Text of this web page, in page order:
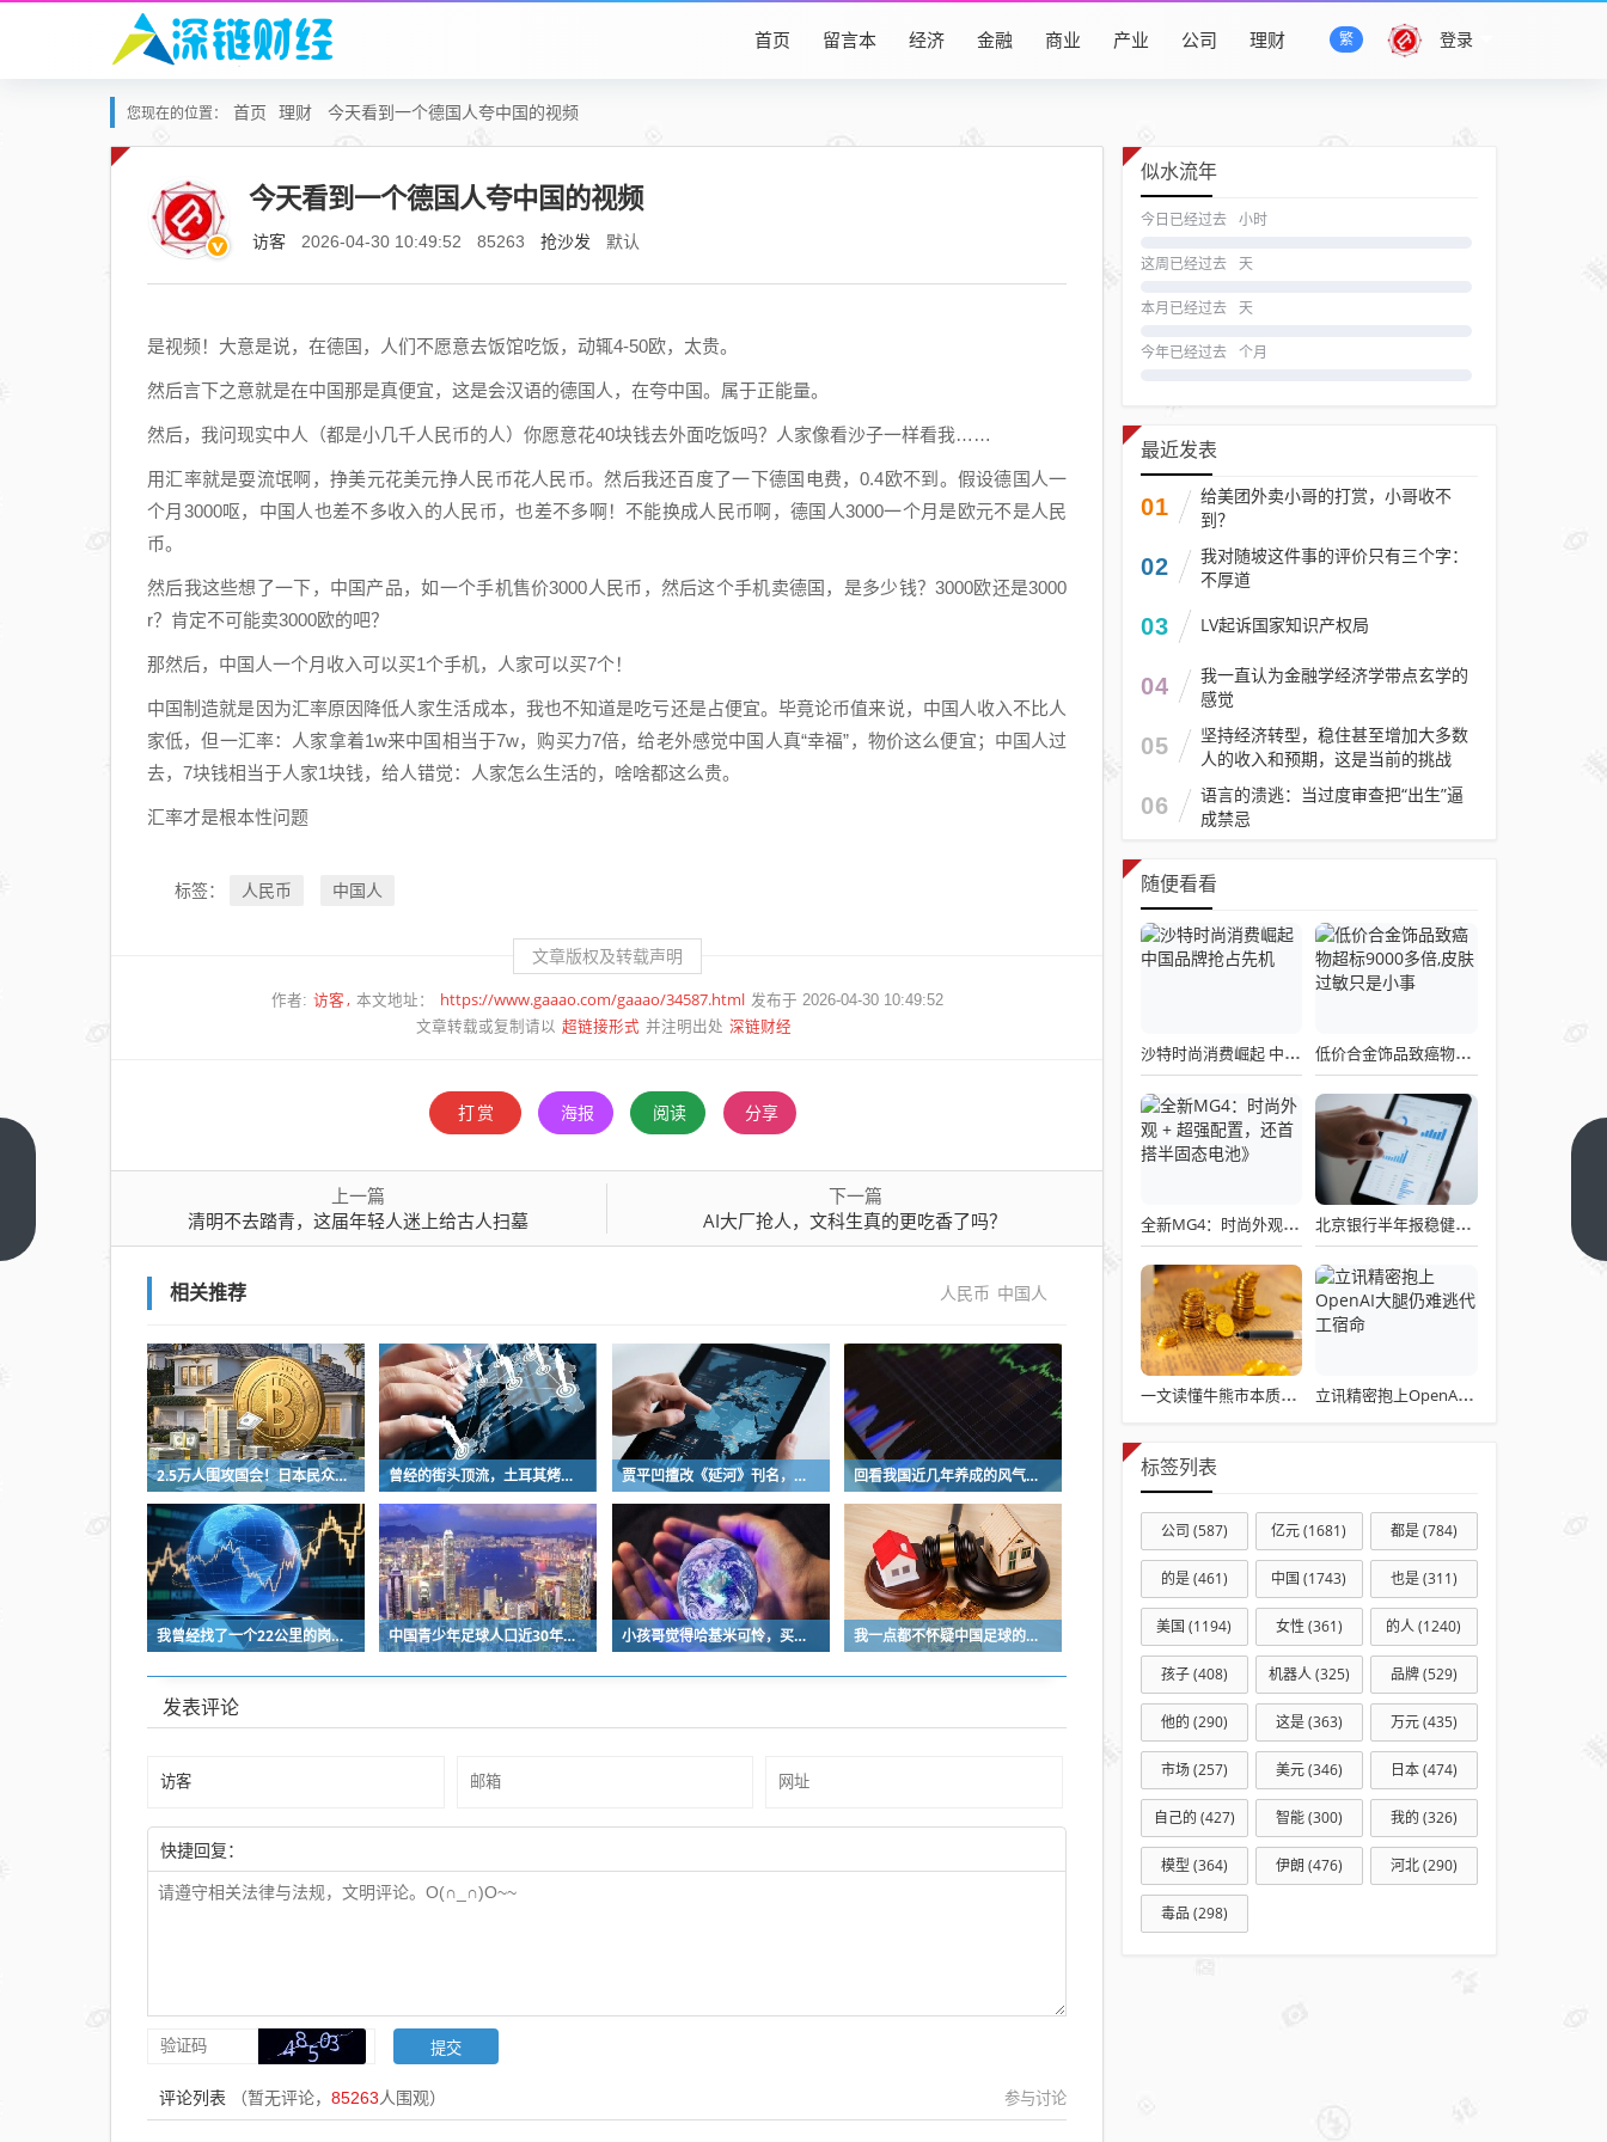
登录
繁
首页 留言本 经济 金融 商业 产业 公司 理财
您现在的位置： 首页 理财 今天看到一个德国人夸中国的视频
今天看到一个德国人夸中国的视频
访客 2026-04-30 10:49:52 85263 抢沙发 默认
是视频！大意是说，在德国，人们不愿意去饭馆吃饭，动辄4-50欧，太贵。
然后言下之意就是在中国那是真便宜，这是会汉语的德国人，在夸中国。属于正能量。
然后，我问现实中人（都是小几千人民币的人）你愿意花40块钱去外面吃饭吗？人家像看沙子一样看我……
用汇率就是耍流氓啊，挣美元花美元挣人民币花人民币。然后我还百度了一下德国电费，0.4欧不到。假设德国人一
个月3000呕，中国人也差不多收入的人民币，也差不多啊！不能换成人民币啊，德国人3000一个月是欧元不是人民
币。
然后我这些想了一下，中国产品，如一个手机售价3000人民币，然后这个手机卖德国，是多少钱？3000欧还是3000
r？肯定不可能卖3000欧的吧？
那然后，中国人一个月收入可以买1个手机，人家可以买7个！
中国制造就是因为汇率原因降低人家生活成本，我也不知道是吃亏还是占便宜。毕竟论币值来说，中国人收入不比人
家低，但一汇率：人家拿着1w来中国相当于7w，购买力7倍，给老外感觉中国人真“幸福”，物价这么便宜；中国人过
去，7块钱相当于人家1块钱，给人错觉：人家怎么生活的，啥啥都这么贵。
汇率才是根本性问题
标签： 人民币 中国人
文章版权及转载声明
作者: 访客 本文地址： https://www.gaaao.com/gaaao/34587.html 发布于 2026-04-30 10:49:52
文章转载或复制请以 超链接形式 并注明出处 深链财经
打赏 海报 阅读 分享
上一篇
清明不去踏青，这届年轻人迷上给古人扫墓
下一篇
AI大厂抢人，文科生真的更吃香了吗？
相关推荐 人民币 中国人
2.5万人围攻国会！日本民众怒了：让她下台！ 曾经的街头顶流，土耳其烤肉为什么消失了？ 贾平凹擅改《延河》刊名，到底错在哪里？这三点才是问题的关键 回看我国近几年养成的风气习惯
我曾经找了一个22公里的岗位，坚持了2个星期就坚持不下去了 中国青少年足球人口近30年是断崖式下降 小孩哥觉得哈基米可怜，买了火腿肠喂哈基米，结果哈基米直接叼走他的鹦鹉… 我一点都不怀疑中国足球的未来
发表评论
快捷回复：
评论列表 （暂无评论， 85263人围观） 参与讨论
似水流年
今日已经过去 小时
这周已经过去 天
本月已经过去 天
今年已经过去 个月
最近发表
01
给美团外卖小哥的打赏，小哥收不
到？
02
我对随坡这件事的评价只有三个字：
不厚道
03 LV起诉国家知识产权局
04
我一直认为金融学经济学带点玄学的
感觉
05
坚持经济转型，稳住甚至增加大多数
人的收入和预期，这是当前的挑战
06
语言的溃逃：当过度审查把“出生”逼
成禁忌
随便看看
沙特时尚消费崛起 中国品牌抢占先机 低价合金饰品致癌物超标9000多倍,皮肤过敏只是小事
全新MG4：时尚外观 + 超强配置，还首搭半固态电池》 北京银行半年报稳健经营提振发展预期
一文读懂牛熊市本质：理论支撑与典型案例解析 立讯精密抱上OpenAI大腿仍难逃代工宿命
标签列表
公司 (587) 亿元(1681) 都是(784)
的是(461) 中国 (1743) 也是(311)
美国 (1194) 女性 (361) 的人(1240)
孩子(408) 机器人(325) 品牌(529)
他的 (290) 这是(363) 万元(435)
市场(257) 美元(346) 日本(474)
自己的 (427) 智能(300) 我的 (326)
模型 (364) 伊朗 (476) 河北(290)
毒品 (298)